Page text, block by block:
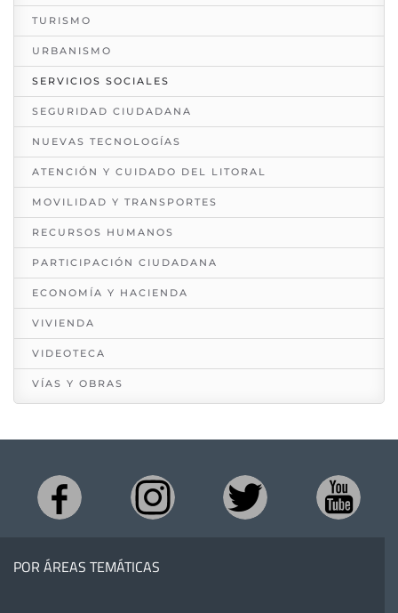
TURISMO
URBANISMO
SERVICIOS SOCIALES
SEGURIDAD CIUDADANA
NUEVAS TECNOLOGÍAS
ATENCIÓN Y CUIDADO DEL LITORAL
MOVILIDAD Y TRANSPORTES
RECURSOS HUMANOS
PARTICIPACIÓN CIUDADANA
ECONOMÍA Y HACIENDA
VIVIENDA
VIDEOTECA
VÍAS Y OBRAS
POR ÁREAS TEMÁTICAS